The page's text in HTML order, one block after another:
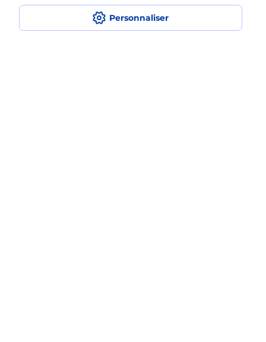
Personnaliser
Quel est le prix d’une photocopie ?